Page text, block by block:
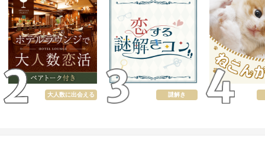
大人数に出会える 謎解き